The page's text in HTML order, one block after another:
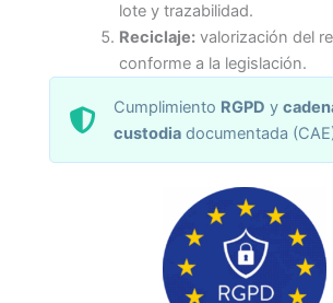
lote y trazabilidad.
Reciclaje:valorización del
conforme a la legislación.
Cumplimiento RGPD y
custodia documentada